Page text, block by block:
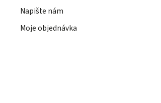
Napište nám
Moje objednávka